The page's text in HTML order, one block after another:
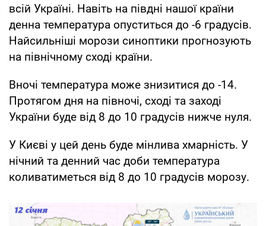
всій Україні. Навіть на півдні нашої країни
денна температура опуститься до -6 градусів.
Найсильніші морози синоптики прогнозують
на північному сході країни.
Вночі температура може знизитися до -14.
Протягом дня на півночі, сході та заході
України буде від 8 до 10 градусів нижче нуля.
У Києві у цей день буде мінлива хмарність. У
нічний та денний час доби температура
коливатиметься від 8 до 10 градусів морозу.